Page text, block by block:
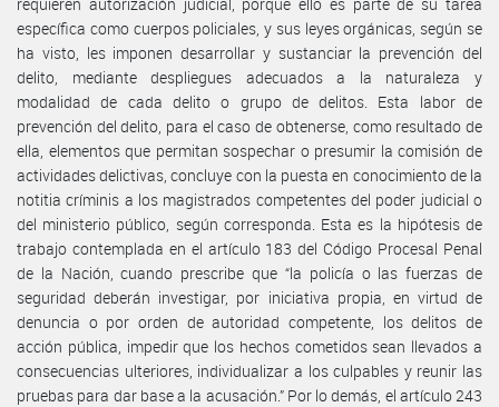
específica como cuerpos policiales, y sus leyes orgánicas, según se
ha visto, les imponen desarrollar y sustanciar la prevención del
delito, mediante despliegues adecuados a la naturaleza y
modalidad de cada delito o grupo de delitos. Esta labor de
prevención del delito, para el caso de obtenerse, como resultado de
ella, elementos que permitan sospechar o presumir la comisión de
actividades delictivas, concluye con la puesta en conocimiento de la
notitia críminis a los magistrados competentes del poder judicial o
del ministerio público, según corresponda. Esta es la hipótesis de
trabajo contemplada en el artículo 183 del Código Procesal Penal
de la Nación, cuando prescribe que “la policía o las fuerzas de
seguridad deberán investigar, por iniciativa propia, en virtud de
denuncia o por orden de autoridad competente, los delitos de
acción pública, impedir que los hechos cometidos sean llevados a
consecuencias ulteriores, individualizar a los culpables y reunir las
pruebas para dar base a la acusación.” Por lo demás, el artículo 243